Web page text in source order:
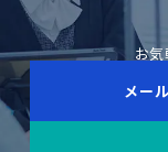
お
メー